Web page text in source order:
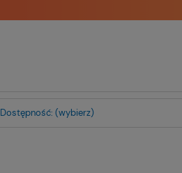
Dostępność: (wybierz)